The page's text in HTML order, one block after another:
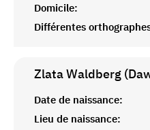
Domicile:
Différentes
Zlata Waldberg
Date de naissance:
Lieu de naissance: